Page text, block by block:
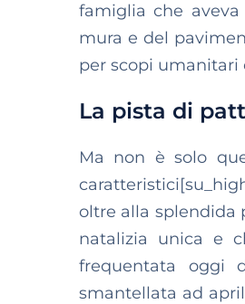
famiglia che
mura e del
per scopi umanitari
La pista di
Ma non è solo
oltre alla splendida
natalizia unica e
frequentata oggi
smantellata ad